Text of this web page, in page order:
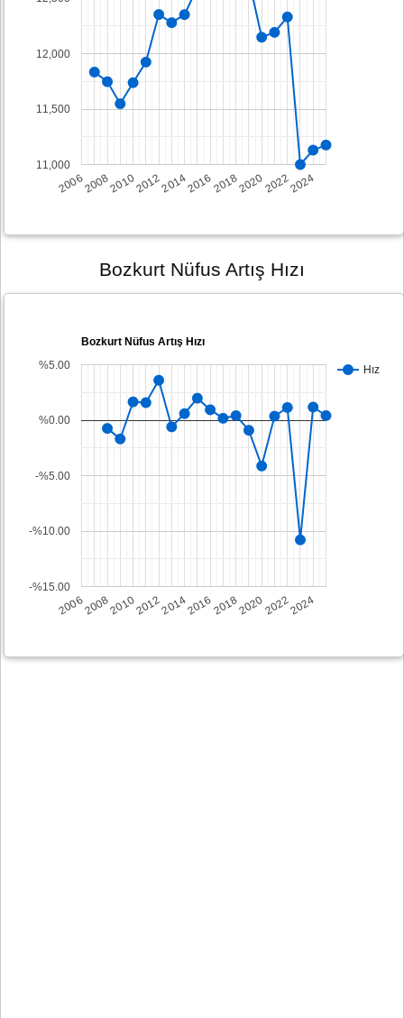
2006200820102012201420162018202020222024
11,000
11,500
12,000
Bozkurt Nüfus Artış Hızı
Bozkurt Nüfus Artış Hızı
Hız
2006200820102012201420162018202020222024
-%15.00
-%10.00
-%5.00
%0.00
%5.00